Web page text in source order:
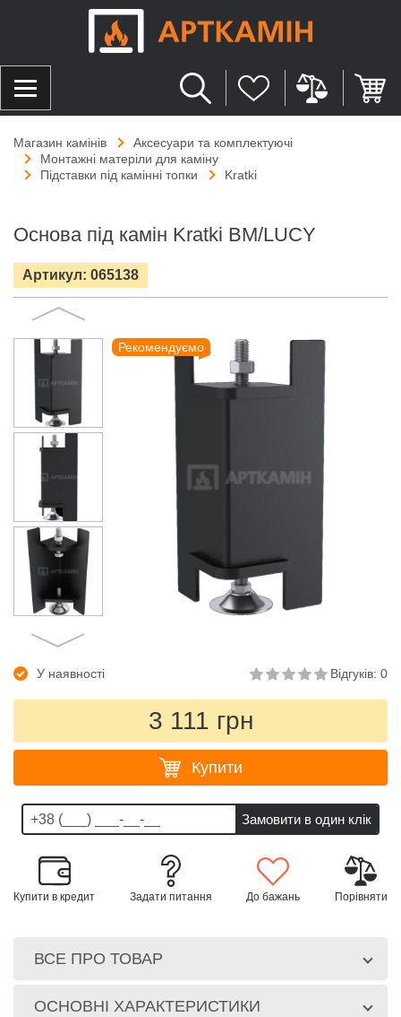
Магазин камінів
Аксесуари та комплектуючі
Монтажні матеріли для каміну
Підставки під камінні топки
Kratki
Основа під камін Kratki BM/LUCY
Артикул: 065138
Рекомендуємо
У наявності Відгуків: 0
3 111 грн
Купити
Купити в кредит Задати питання До бажань Порівняти
ВСЕ ПРО ТОВАР
ОСНОВНІ ХАРАКТЕРИСТИКИ